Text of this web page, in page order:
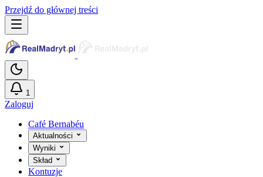
Przejdź do głównej treści
1
Zaloguj
Café Bernabéu
Aktualności
Wyniki
Skład
Kontuzje